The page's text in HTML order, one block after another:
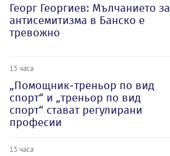
Георг Георгиев: Мълчанието за
антисемитизма в Банско е
тревожно
15 часа
„Помощник-треньор по вид
спорт“ и „треньор по вид
спорт“ стават регулирани
професии
15 часа